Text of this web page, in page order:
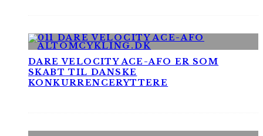
DARE VELOCITY ACE-AFO ER SOM
SKABT TIL DANSKE
KONKURRENCERYTTERE